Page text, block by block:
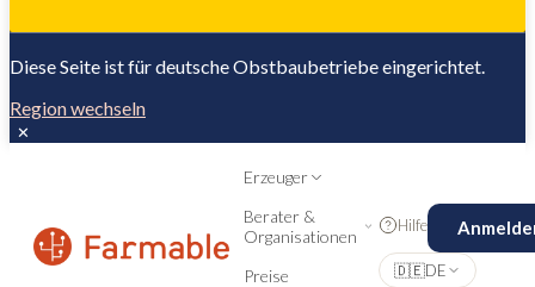
Diese Seite ist für deutsche Obstbaubetriebe eingerichtet.
Region wechseln
✕
Erzeuger
Berater &
Organisationen
Preise
Hilfe
🇩🇪DE